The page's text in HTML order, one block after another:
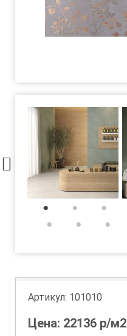
Артикул: 101010
Цена: 22136 р/м2